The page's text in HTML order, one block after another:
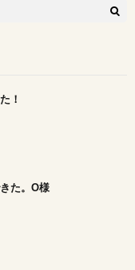
！
た。O様